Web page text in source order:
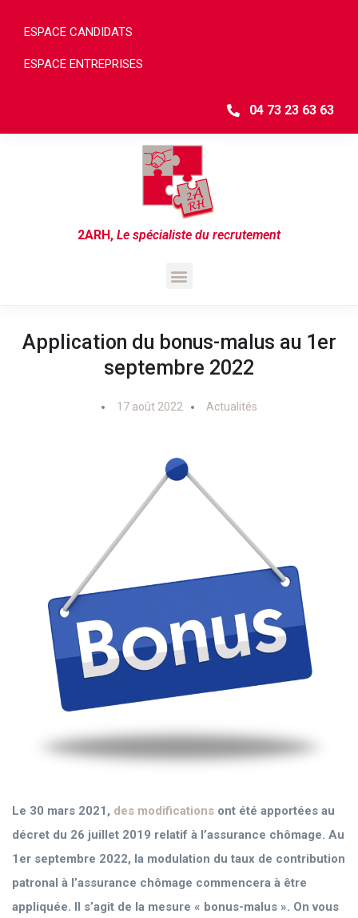
ESPACE CANDIDATS
ESPACE ENTREPRISES
04 73 23 63 63
2ARH, Le spécialiste du recrutement
Application du bonus-malus au 1er
septembre 2022
17 août 2022 Actualités
Le 30 mars 2021, des modifications ont été apportées au
décret du 26 juillet 2019 relatif à l’assurance chômage. Au
1er septembre 2022, la modulation du taux de contribution
patronal à l’assurance chômage commencera à être
appliquée. Il s’agit de la mesure « bonus-malus ». On vous